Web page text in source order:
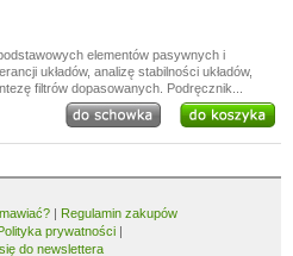
elementów pasywnych i
układów, analizę stabilności układów,
filtrów dopasowanych. Podręcznik...
| Regulamin zakupów
prywatności |
do newslettera